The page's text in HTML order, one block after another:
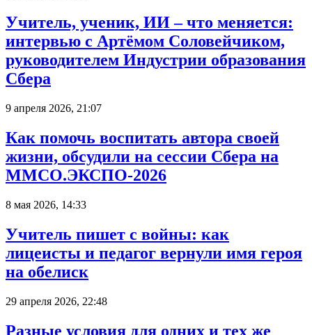
Учитель, ученик, ИИ – что меняется:
интервью с Артёмом Соловейчиком,
руководителем Индустрии образования
Сбера
9 апреля 2026, 21:07
Как помочь воспитать автора своей
жизни, обсудили на сессии Сбера на
ММСО.ЭКСПО-2026
8 мая 2026, 14:33
Учитель пишет с войны: как
лицеисты и педагог вернули имя героя
на обелиск
29 апреля 2026, 22:48
Разные условия для одних и тех же